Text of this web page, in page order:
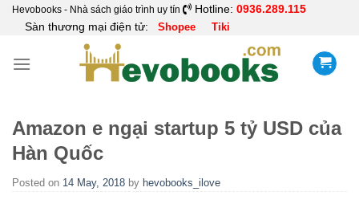
SkipHevobooks - Nhà sách giáo trình uy tín Hotline: 0936.289.115
Sàn thương mại điện tử: Shopee Tiki
Amazon e ngại startup 5 tỷ USD của
Hàn Quốc
Posted on 14 May, 2018 by hevobooks_ilove